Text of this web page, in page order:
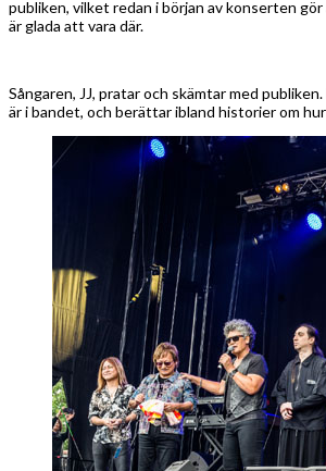
publiken, vilket redan i början av konserten
är glada att vara där.
Sångaren, JJ, pratar och skämtar med
är i bandet, och berättar ibland historier om